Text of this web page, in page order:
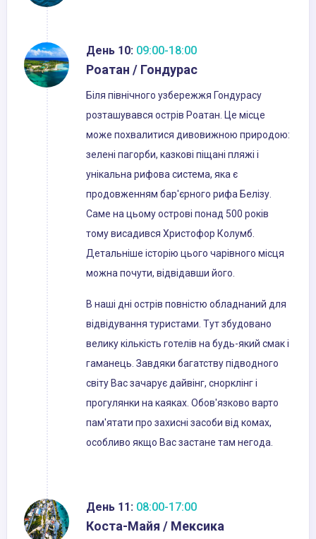
День 10: 09:00-18:00
Роатан / Гондурас
Біля північного узбережжя Гондурасу
розташувався острів Роатан. Це місце
може похвалитися дивовижною природою:
зелені пагорби, казкові піщані пляжі і
унікальна рифова система, яка є
продовженням бар'єрного рифа Белізу.
Саме на цьому острові понад 500 років
тому висадився Христофор Колумб.
Детальніше історію цього чарівного місця
можна почути, відвідавши його.
В наші дні острів повністю обладнаний для
відвідування туристами. Тут збудовано
велику кількість готелів на будь-який смак і
гаманець. Завдяки багатству підводного
світу Вас зачарує дайвінг, снорклінг і
прогулянки на каяках. Обов'язково варто
пам'ятати про захисні засоби від комах,
особливо якщо Вас застане там негода.
День 11: 08:00-17:00
Коста-Майя / Мексика